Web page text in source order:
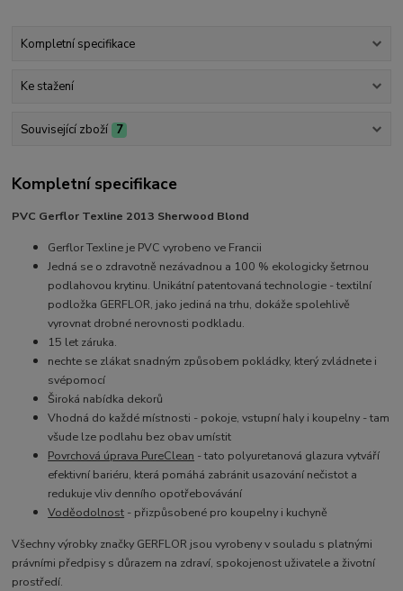
Kompletní specifikace
Ke stažení
Související zboží 7
Kompletní specifikace
PVC Gerflor Texline 2013 Sherwood Blond
Gerflor Texline je PVC vyrobeno ve Francii
Jedná se o zdravotně nezávadnou a 100 % ekologicky šetrnou
podlahovou krytinu. Unikátní patentovaná technologie - textilní
podložka GERFLOR, jako jediná na trhu, dokáže spolehlivě
vyrovnat drobné nerovnosti podkladu.
15 let záruka.
nechte se zlákat snadným způsobem pokládky, který zvládnete i
svépomocí
Široká nabídka dekorů
Vhodná do každé místnosti - pokoje, vstupní haly i koupelny - tam
všude lze podlahu bez obav umístit
Povrchová úprava PureClean - tato polyuretanová glazura vytváří
efektivní bariéru, která pomáhá zabránit usazování nečistot a
redukuje vliv denního opotřebovávání
Voděodolnost - přizpůsobené pro koupelny i kuchyně
Všechny výrobky značky GERFLOR jsou vyrobeny v souladu s platnými
právními předpisy s důrazem na zdraví, spokojenost uživatele a životní
prostředí.